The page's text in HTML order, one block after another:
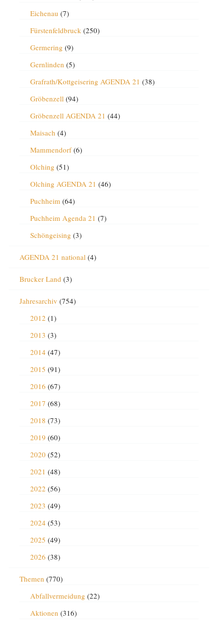
Eichenau (7)
Fürstenfeldbruck (250)
Germering (9)
Gernlinden (5)
Grafrath/Kottgeisering AGENDA 21 (38)
Gröbenzell (94)
Gröbenzell AGENDA 21 (44)
Maisach (4)
Mammendorf(6)
Olching (51)
Olching AGENDA 21 (46)
Puchheim (64)
Puchheim Agenda 21 (7)
Schöngeising (3)
AGENDA 21 national (4)
Brucker Land (3)
Jahresarchiv (754)
2012 (1)
2013 (3)
2014 (47)
2015 (91)
2016 (67)
2017 (68)
2018 (73)
2019 (60)
2020 (52)
2021 (48)
2022 (56)
2023 (49)
2024 (53)
2025 (49)
2026 (38)
Themen (770)
Abfallvermeidung (22)
Aktionen (316)